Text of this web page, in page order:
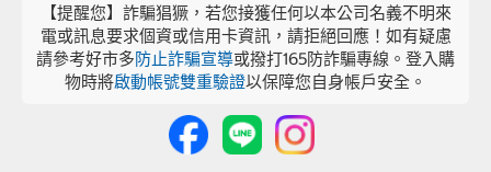
【提醒您】詐騙猖獗，若您接獲任何以本公司名義不明來
電或訊息要求個資或信用卡資訊，請拒絕回應！如有疑慮
請參考好市多防止詐騙宣導或撥打165防詐騙專線。登入購
物時將啟動帳號雙重驗證以保障您自身帳戶安全。